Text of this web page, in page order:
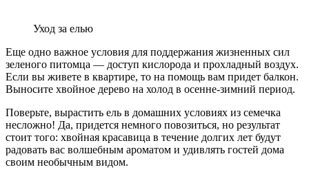
Уход за елью
Еще одно важное условия для поддержания жизненных сил
зеленого питомца — доступ кислорода и прохладный воздух.
Если вы живете в квартире, то на помощь вам придет балкон.
Выносите хвойное дерево на холод в осенне-зимний период.
Поверьте, вырастить ель в домашних условиях из семечка
несложно! Да, придется немного повозиться, но результат
стоит того: хвойная красавица в течение долгих лет будут
радовать вас волшебным ароматом и удивлять гостей дома
своим необычным видом.